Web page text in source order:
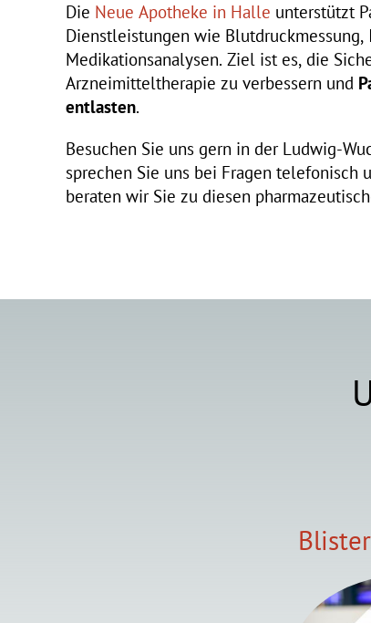
Die Neue Apotheke in Halle unterstützt
Dienstleistungen wie
Medikationsanalysen. Ziel ist es, die
Arzneimitteltherapie zu verbessern und
entlasten.
Besuchen Sie uns gern in der Ludwig-
sprechen Sie uns bei Fragen telefonisch
beraten wir Sie zu diesen